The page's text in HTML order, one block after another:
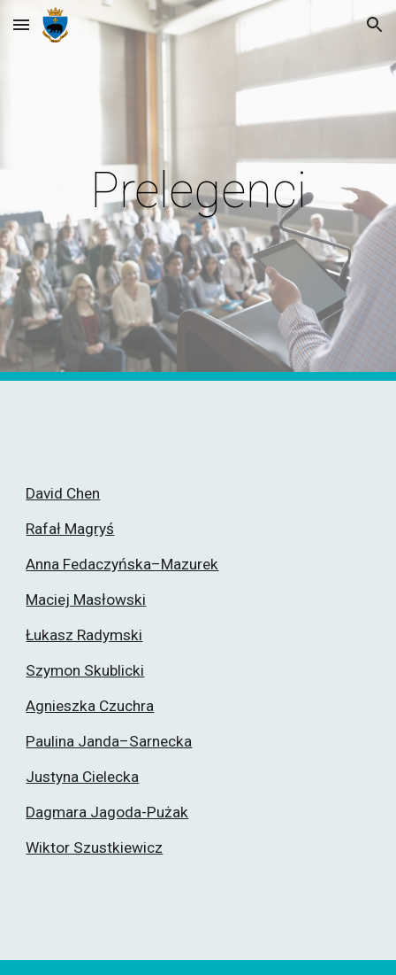
Skip to main content Skip to navigation
Prelegenci
David Chen
Rafał Magryś
Anna Fedaczyńska–Mazurek
Maciej Masłowski
Łukasz Radymski
Szymon Skublicki
Agnieszka Czuchra
Paulina Janda–Sarnecka
Justyna Cielecka
Dagmara Jagoda-Pużak
Wiktor Szustkiewicz